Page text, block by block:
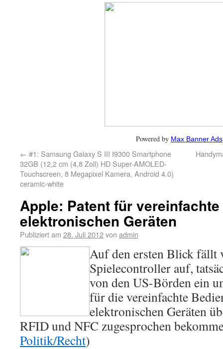
Powered by Max Banner Ads
← #1: Samsung Galaxy S III I9300 Smartphone
32GB (12,2 cm (4,8 Zoll) HD Super-AMOLED-
Touchscreen, 8 Megapixel Kamera, Android 4.0)
ceramic-white
Apple: Patent für
elektronischen Geräten
Publiziert am 28. Juli 2012von admin
Auf den ersten Blick fällt
Spielecontroller auf,
von den US-Börden ein
für die vereinfachte
elektronischen Geräten
RFID und NFC zugesprochen
Politik/Recht)